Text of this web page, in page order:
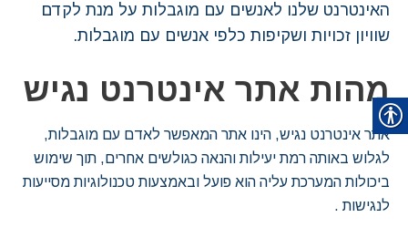
האינטרנט שלנו לאנשים עם מוגבלות על מנת לקדם
שוויון זכויות ושקיפות כלפי אנשים עם מוגבלות.
מהות אתר אינטרנט נגיש
אתר אינטרנט נגיש, הינו אתר המאפשר לאדם עם מוגבלות,
לגלוש באותה רמת יעילות והנאה כגולשים אחרים, תוך שימוש
ביכולות המערכת עליה הוא פועל ובאמצעות טכנולוגיות מסייעות
לנגישות .